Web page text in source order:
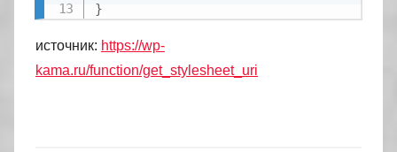
}
источник: https://wp-
kama.ru/function/get_stylesheet_uri